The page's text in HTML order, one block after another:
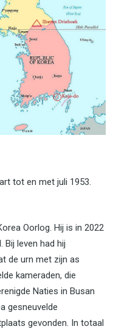
tot en met juli 1953.
Oorlog. Hij is in 2022
Bij leven had hij
de urn met zijn as
kameraden, die
Naties in Busan
gesneuvelde
gevonden. In totaal